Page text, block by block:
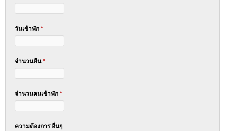
วันเข้าพัก *
จำนวนคืน*
จำนวนคนเข้าพัก *
ความต้องการ อื่นๆ